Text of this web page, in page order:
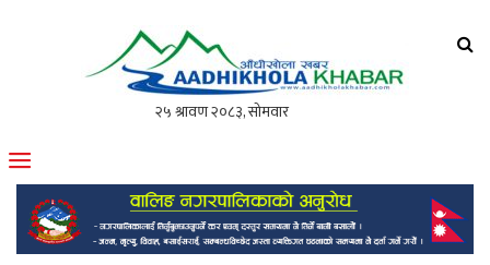
मोफसलकै लोकप्रिय अनलाइन पत्रिका